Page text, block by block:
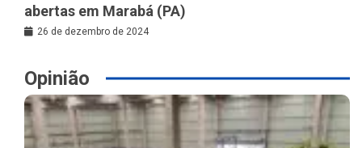
abertas em Marabá (PA)
26 de dezembro de 2024
Opinião